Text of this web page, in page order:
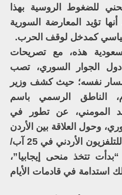
للضغوط الروسية بهذا
تؤيد المعارضة السورية
كمدخل لوقف الحرب.
هذه، مع تصريحات
الجوار السوري، تصب
نفسه؛ حيث كشف وزير
الناطق الرسمي باسم
المومني، عن تطور في
وحول العلاقة بين الأردن
وسوريا، قال في حديث للتلفزيون الأردني في 25 آب/
تتخذ منحى إيجابيا”،
استدامة في قادمات الأيام